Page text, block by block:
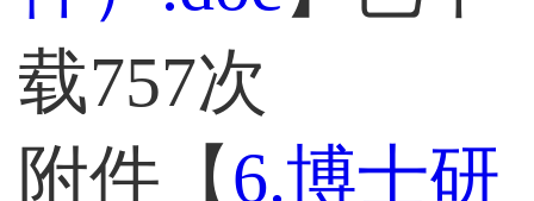
载757次
附件【6.博士研